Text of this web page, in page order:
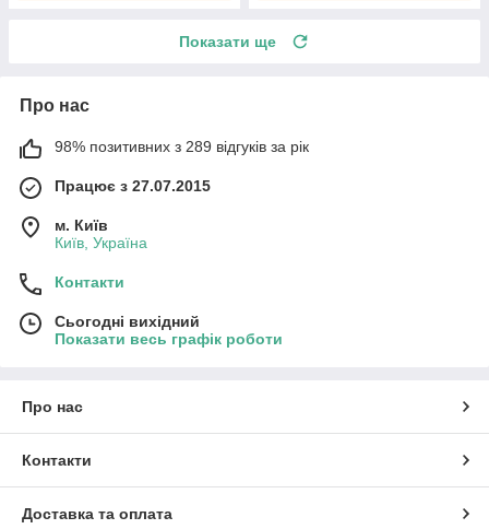
Показати ще
Про нас
98% позитивних з 289 відгуків за рік
Працює з 27.07.2015
м. Київ
Київ, Україна
Контакти
Сьогодні вихідний
Показати весь графік роботи
Про нас
Контакти
Доставка та оплата